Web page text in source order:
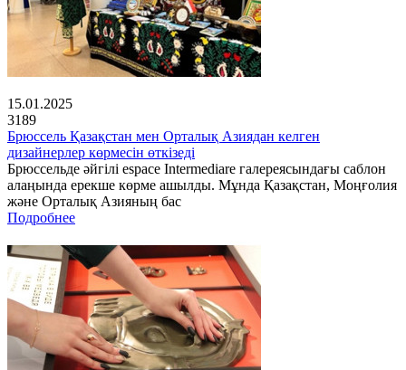
15.01.2025
3189
Брюссель Қазақстан мен Орталық Азиядан келген
дизайнерлер көрмесін өткізеді
Брюссельде әйгілі espace Intermediare галереясындағы саблон
алаңында ерекше көрме ашылды. Мұнда Қазақстан, Моңғолия
және Орталық Азияның бас
Подробнее